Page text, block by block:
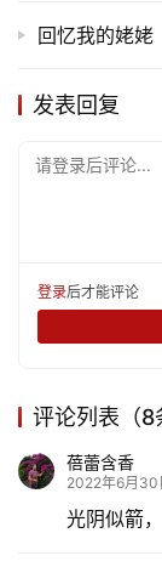
多
回忆我的姥姥
发表回复
请登录后评论...
登录后才能评论
评论列表（8
蓓蕾含香
2022年6月30
光阴似箭